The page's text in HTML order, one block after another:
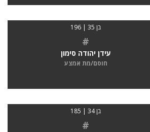
בן 35 | 196
#
עידן יהודה סימון
חוסם/מת אמצע
בן 34 | 185
#